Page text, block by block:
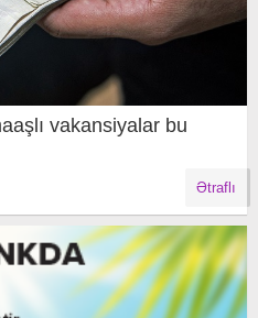
vakansiyalar bu
Ətraflı